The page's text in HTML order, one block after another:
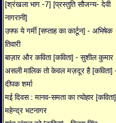
[श्रंखला भाग -7] [प्रस्तुति सौजन्य- देवी
नागरानी]
उफ्फ ये गर्मी [सप्ताह का कार्टून] - अभिषेक
तिवारी
बाज़ार और कविता [कविता] - सुशील कुमार
असली मालिक तो केवल मज़दूर है [कविता]
दीपक शर्मा
मई दिवस : मानव-समता का त्योहार
महेन्द्र भटनागर